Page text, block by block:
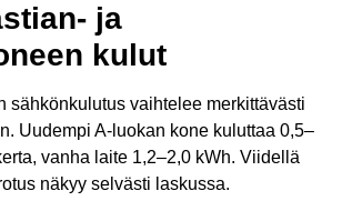
ja
kulut
sähkönkulutus vaihtelee merkittävästi
Uudempi A-luokan kone kuluttaa 0,5–
vanha laite 1,2–2,0 kWh. Viidellä
näkyy selvästi laskussa.